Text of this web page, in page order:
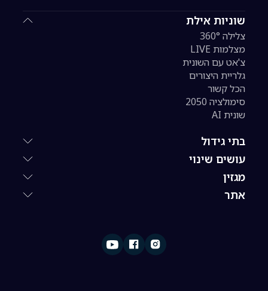
שוניות אילת
צלילה 360°
מצלמות LIVE
צ'אט עם השונית
גלריית היצורים
הכל קשור
סימולציה 2050
שונית AI
בתי גידול
עושים שינוי
מגזין
אתר